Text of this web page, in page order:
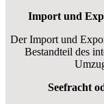
Import und
Der Import und
Bestandteil des
Seefracht